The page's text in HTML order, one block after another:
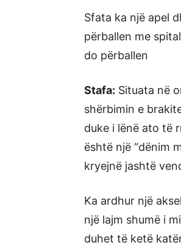
Sfata ka një apel
përballen me
do përballen
Stafa: Situata në
shërbimin e
duke i lënë ato të
është një “dënim
kryejnë jashtë
Ka ardhur një
një lajm shumë i
duhet të ketë